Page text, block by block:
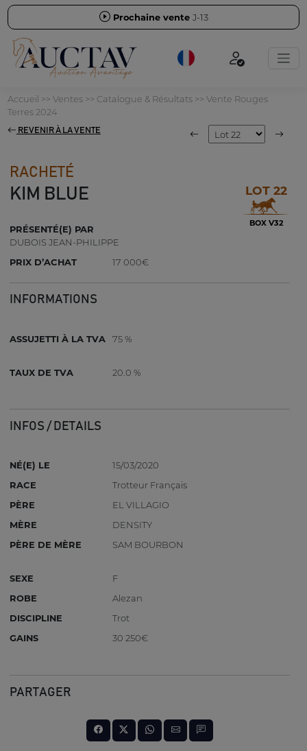
Prochaine vente J-13
Accueil >> Ventes>> Catalogue & Résultats>> Vente Rouges
Terres 2024
REVENIR À LA VENTE
RACHETÉ
KIM BLUE LOT 22
BOX V32
PRÉSENTÉ(E) PAR
DUBOIS JEAN-PHILIPPE
PRIX D’ACHAT
17 000€
INFORMATIONS
ASSUJETTI À LA TVA 75 %
TAUX DE TVA 20.0 %
INFOS / DETAILS
NÉ(E) LE
15/03/2020
RACE
Trotteur Français
PÈRE
EL VILLAGIO
MÈRE
DENSITY
PÈRE DE MÈRE
SAM BOURBON
SEXE
F
ROBE
Alezan
DISCIPLINE
Trot
GAINS
30 250€
PARTAGER